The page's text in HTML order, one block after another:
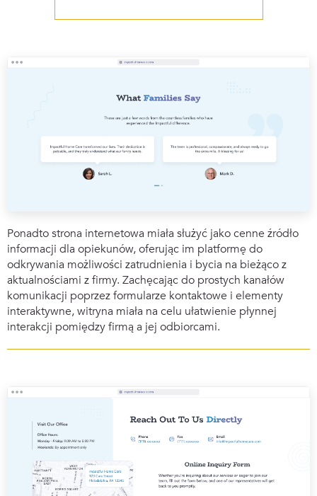
Ponadto strona internetowa miała służyć jako cenne źródło
informacji dla opiekunów, oferując im platformę do
odkrywania możliwości zatrudnienia i bycia na bieżąco z
aktualnościami z firmy. Zachęcając do prostych kanałów
komunikacji poprzez formularze kontaktowe i elementy
interaktywne, witryna miała na celu ułatwienie płynnej
interakcji pomiędzy firmą a jej odbiorcami.